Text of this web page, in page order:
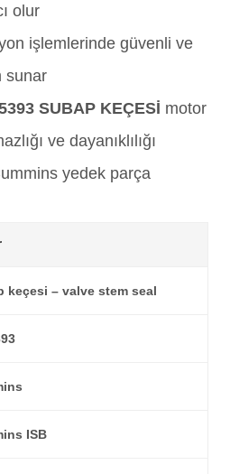
olur
işlemlerinde güvenli ve
sunar
SUBAP KEÇESİ motor
ve dayanıklılığı
yedek parça
keçesi – valve stem seal
ISB